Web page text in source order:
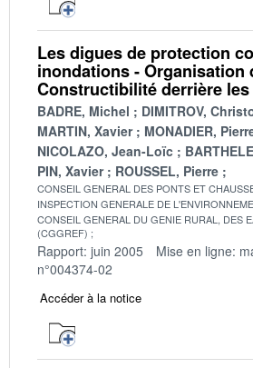
Les digues de protection
inondations - Organisation
Constructibilité derrière
BADRE, Michel
DIMITROV,
MARTIN, Xavier
MONADIER,
NICOLAZO, Jean-Loïc
PIN, Xavier
ROUSSEL, Pierre
CONSEIL GENERAL DES PONTS ET
INSPECTION GENERALE DE
CONSEIL GENERAL DU GENIE RURAL, DES
(CGGREF)
Rapport: juin 2005 Mise en ligne:
n°004374-02
Accéder à la notice